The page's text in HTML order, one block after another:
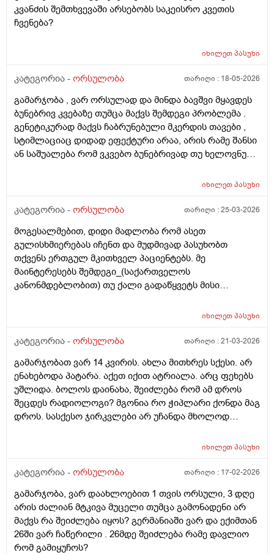
კვანძის შემთხვევაში არსებობს საკეისრო კვეთის
ჩვენება?
იხილეთპასუხი
კატეგორია - ორსულობა თარიღი : 18-05-2026
გამარჯობა , ვარ ორსულად და მინდა ბავშვი მყავდეს
ბუნებრივ კვებაზე თუმცა მაქვს შემდეგი პრობლემა .
გენეტიკურად მაქვს ჩაბრუნებული მკერდის თავები ,
სტიმლაციაც დიდად ეფექტური არაა, არის რამე შანსი
ან საშუალება რომ ვკვებო ბუნებრივად თუ ხელოვნური
იხილეთპასუხი
კატეგორია - ორსულობა თარიღი :25-03-2026
მოგესალმებით, დიდი მადლობა რომ ასეთ
გულისხმიერებას იჩენთ და მუდმივად პასუხობთ
თქვენს ერთგულ მკითხველ პაციენტებს. მე
მაინტერესებს შემდეგი_(საქართველოს
კანონმდებლობით) თუ ქალი გადაწყვეტს მისი
(კვერცხუჯრედის კრიოპრეზერვაცია) შესაძლებელი?
მნიშვნელოვანი შეკითხვა_თუ, დავუშვათ, საკუთარ
გამოიყენებს, გაყინული კიდევ ისევ მორჩება
კლინიკაში, ამ დროს შემდგომ როგორ განვითარდება
სცენარი? რა ბედი ეწევა დარჩენილ გაყინულ
კვერცხუჯრედებს?_თუ მათ ვადა გასდით,
გამოიყენებენ მანამ სხვა ქალის
მიუხედავად? თუ არ შეწუხდებით, დეტალურად რომ
მადლობა!
იხილეთპასუხი
კატეგორია - ორსულობა თარიღი :21-03-2026
გამარჯობათ ვარ 14 კვირის. ახლა მითხრეს სქესი. არ
ენახებოდა პატარა. აქეთ იქით ატრიალა. არც ფეხებს
უშლიდა. ბოლოს დაინახა, შეიძლება რომ ამ დროს
შეცდეს რადიოლოგი? მგონია რო ჭიპლარი ქონდა მაგ
დროს. სასქესო ჯირკვლები არ უჩანდა მხოლოდ
იხილეთპასუხი
კატეგორია - ორსულობა თარიღი : 17-02-2026
გამარჯობა, ვარ დაახლოებით 1 თვის ორსული, 3 დღე
არის ძალიან მტკივა მუცელი თუმცა გამონადენი არ
მაქვს რა შეიძლება იყოს? გერმანიაში ვარ და ექიმთან
26ში ვარ ჩაწერილი . 26მდე შეიძლება რამე დავლიო
რომ გამიყუჩოს?